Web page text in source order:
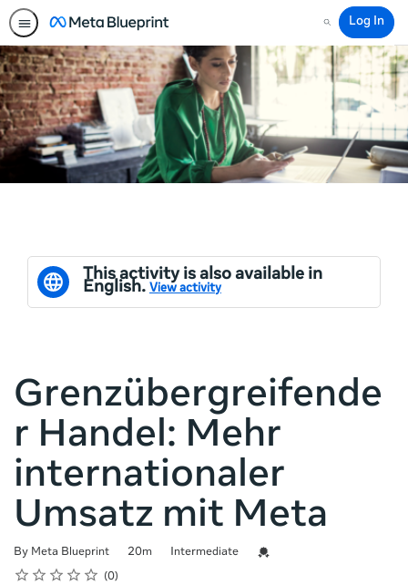
Search
Log In
This activity is also available in
English. View activity
Grenzübergreifende
r Handel: Mehr
internationaler
Umsatz mit Meta
By Meta Blueprint
Duration 20m
Difficulty Intermediate
Credential For Completion
Rating
1 star
2 stars
3 stars
4 stars
5 stars
Average rating: 0 0
No reviews